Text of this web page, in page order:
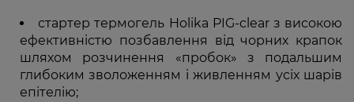
стартер термогель Holika PIG-clear з високою
ефективністю позбавлення від чорних крапок
шляхом розчинення «пробок» з подальшим
глибоким зволоженням і живленням усіх шарів
епітелію;